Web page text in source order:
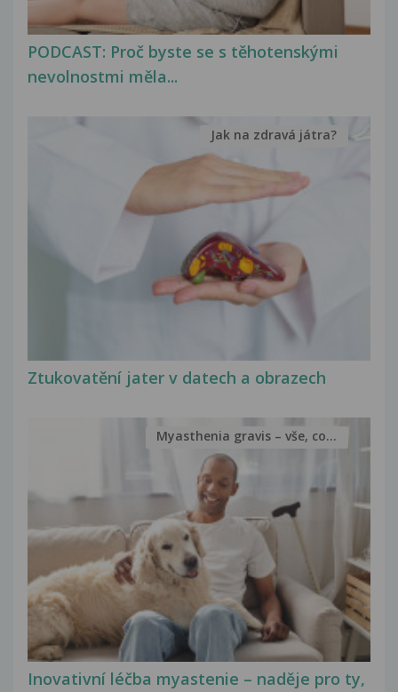
PODCAST: Proč byste se s těhotenskými
nevolnostmi měla...
Ztukovatění jater v datech a obrazech
Jak na zdravá játra?
Inovativní léčba myastenie – naděje pro ty,
Myasthenia gravis – vše, co...